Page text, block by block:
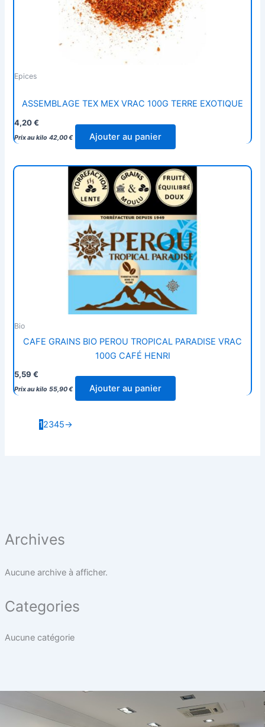
Archives
Aucune archive à afficher.
Categories
Aucune catégorie
Epices
ASSEMBLAGE TEX MEX VRAC 100G TERRE EXOTIQUE
4,20€
Prix au kilo 42,00€ Ajouter au panier
Bio
CAFE GRAINS BIO PEROU TROPICAL PARADISE VRAC
100G CAFÉ HENRI
5,59€
Prix au kilo 55,90€ Ajouter au panier
12345→